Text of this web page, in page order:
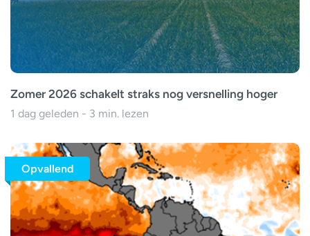
Zomer 2026 schakelt straks nog versnelling hoger
1 dag geleden - 3 min. lezen
Opvallend